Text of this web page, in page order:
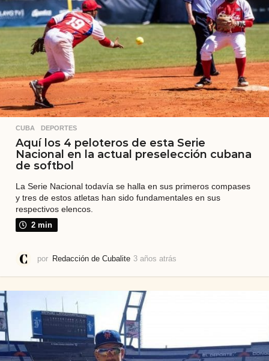
s
CUBA ,DEPORTES
Aquí los 4 peloteros de esta Serie
Nacional en la actual preselección cubana
de softbol
La Serie Nacional todavía se halla en sus primeros compases
y tres de estos atletas han sido fundamentales en sus
respectivos elencos.
2 min
por Redacción de Cubalite 3 años atrás
á